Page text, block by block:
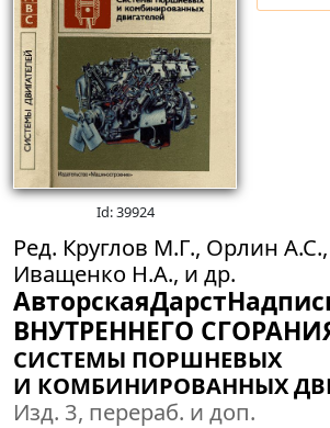
Id: 39924
Ред. Круглов М.Г., Орлин
Иващенко Н.А., и др.
ВНУТРЕННЕГО
СИСТЕМЫ ПОРШНЕВЫХ
И КОМБИНИРОВАННЫХ
Изд. 3, перераб. и доп.